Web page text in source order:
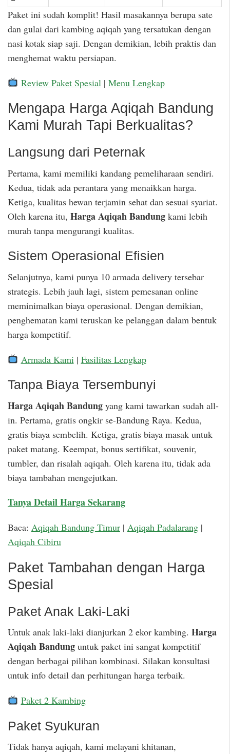
Paket ini sudah komplit! Hasil masakannya berupa sate
dan gulai dari kambing aqiqah yang tersatukan dengan
nasi kotak siap saji. Dengan demikian, lebih praktis dan
menghemat waktu persiapan.
Review Paket Spesial | Menu Lengkap
Mengapa Harga Aqiqah Bandung
Kami Murah Tapi Berkualitas?
Langsung dari Peternak
Pertama, kami memiliki kandang pemeliharaan sendiri.
Kedua, tidak ada perantara yang menaikkan harga.
Ketiga, kualitas hewan terjamin sehat dan sesuai syariat.
Oleh karena itu, Harga Aqiqah Bandung kami lebih
murah tanpa mengurangi kualitas.
Sistem Operasional Efisien
Selanjutnya, kami punya 10 armada delivery tersebar
strategis. Lebih jauh lagi, sistem pemesanan online
meminimalkan biaya operasional. Dengan demikian,
penghematan kami teruskan ke pelanggan dalam bentuk
harga kompetitif.
Armada Kami | Fasilitas Lengkap
Tanpa Biaya Tersembunyi
Harga Aqiqah Bandung yang kami tawarkan sudah all-
in. Pertama, gratis ongkir se-Bandung Raya. Kedua,
gratis biaya sembelih. Ketiga, gratis biaya masak untuk
paket matang. Keempat, bonus sertifikat, souvenir,
tumbler, dan risalah aqiqah. Oleh karena itu, tidak ada
biaya tambahan mengejutkan.
Tanya Detail Harga Sekarang
Baca: Aqiqah Bandung Timur | Aqiqah Padalarang |
Aqiqah Cibiru
Paket Tambahan dengan Harga
Spesial
Paket Anak Laki-Laki
Untuk anak laki-laki dianjurkan 2 ekor kambing. Harga
Aqiqah Bandung untuk paket ini sangat kompetitif
dengan berbagai pilihan kombinasi. Silakan konsultasi
untuk info detail dan perhitungan harga terbaik.
Paket 2 Kambing
Paket Syukuran
Tidak hanya aqiqah, kami melayani khitanan,